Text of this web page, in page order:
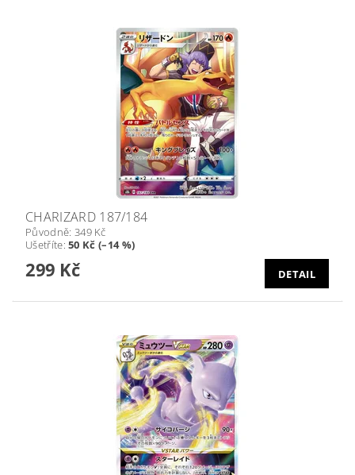
CHARIZARD 187/184
Původně: 349 Kč
Ušetříte:50 Kč (–14 %)
299 Kč DETAIL